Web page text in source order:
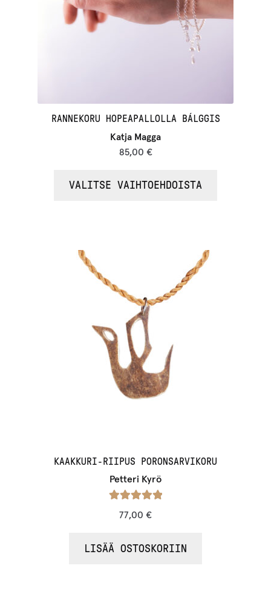
RANNEKORU HOPEAPALLOLLA BÁLGGIS
Katja Magga
85,00 €
VALITSE VAIHTOEHDOISTA
KAAKKURI-RIIPUS PORONSARVIKORU
Petteri Kyrö
77,00 €
LISÄÄ OSTOSKORIIN